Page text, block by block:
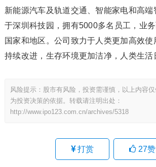
新能源汽车及轨道交通、智能家电和高端
于深圳科技园，拥有5000多名员工，业
国家和地区。公司致力于人类更加高效
持续改进，生存环境更加洁净，人类生活
风险提示：股市有风险，投资需谨慎，以上内容
为投资决策的依据。转载请注明出处：
http://www.ipo123.com.cn/archives/5318
打赏 27赞